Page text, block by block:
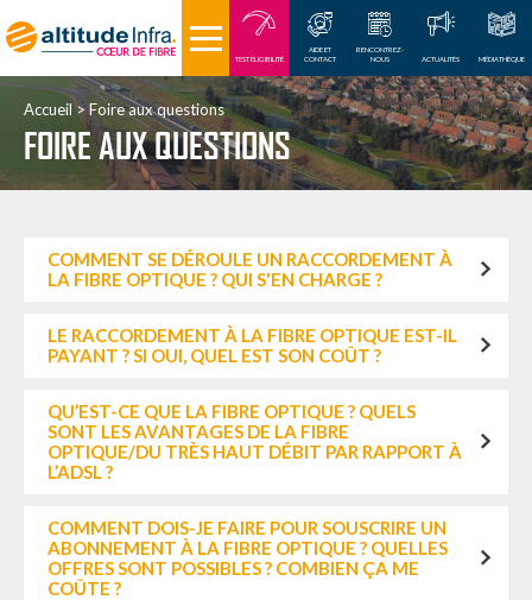
TEST ÉLIGIBILITÉ
AIDE ET
CONTACT
RENCONTREZ-
NOUS
ACTUALITÉS MÉDIATHÈQUE
Accueil Foire aux questions
FOIRE AUX QUESTIONS
COMMENT SE DÉROULE UN RACCORDEMENT À
LA FIBRE OPTIQUE ? QUI S'EN CHARGE ?
LE RACCORDEMENT À LA FIBRE OPTIQUE EST-IL
PAYANT ? SI OUI, QUEL EST SON COÛT ?
QU’EST-CE QUE LA FIBRE OPTIQUE ? QUELS
SONT LES AVANTAGES DE LA FIBRE
OPTIQUE/DU TRÈS HAUT DÉBIT PAR RAPPORT À
L’ADSL ?
COMMENT DOIS-JE FAIRE POUR SOUSCRIRE UN
ABONNEMENT À LA FIBRE OPTIQUE ? QUELLES
OFFRES SONT POSSIBLES ? COMBIEN ÇA ME
COÛTE ?